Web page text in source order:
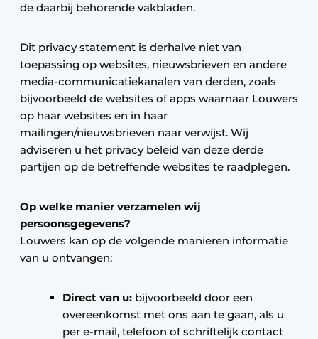
de daarbij behorende vakbladen.
Dit privacy statement is derhalve niet van
toepassing op websites, nieuwsbrieven en andere
media-communicatiekanalen van derden, zoals
bijvoorbeeld de websites of apps waarnaar Louwers
op haar websites en in haar
mailingen/nieuwsbrieven naar verwijst. Wij
adviseren u het privacy beleid van deze derde
partijen op de betreffende websites te raadplegen.
Op welke manier verzamelen wij
persoonsgegevens?
Louwers kan op de volgende manieren informatie
van u ontvangen:
Direct van u: bijvoorbeeld door een
overeenkomst met ons aan te gaan, als u
per e-mail, telefoon of schriftelijk contact